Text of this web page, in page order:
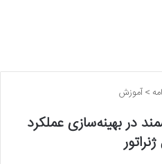
>آموزش
در بهینه‌سازی عملکرد